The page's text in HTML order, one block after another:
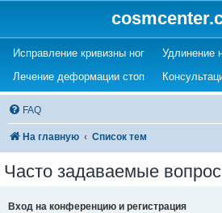
Исправление кривизны ног(Opens a new
Удлинение
Лечение деформации стоп(Opens a new
FAQ
На главную Список тем
Часто задаваемые
Вход на конференцию и регистрация